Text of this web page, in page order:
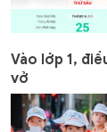
Vào lớp 1,
vở